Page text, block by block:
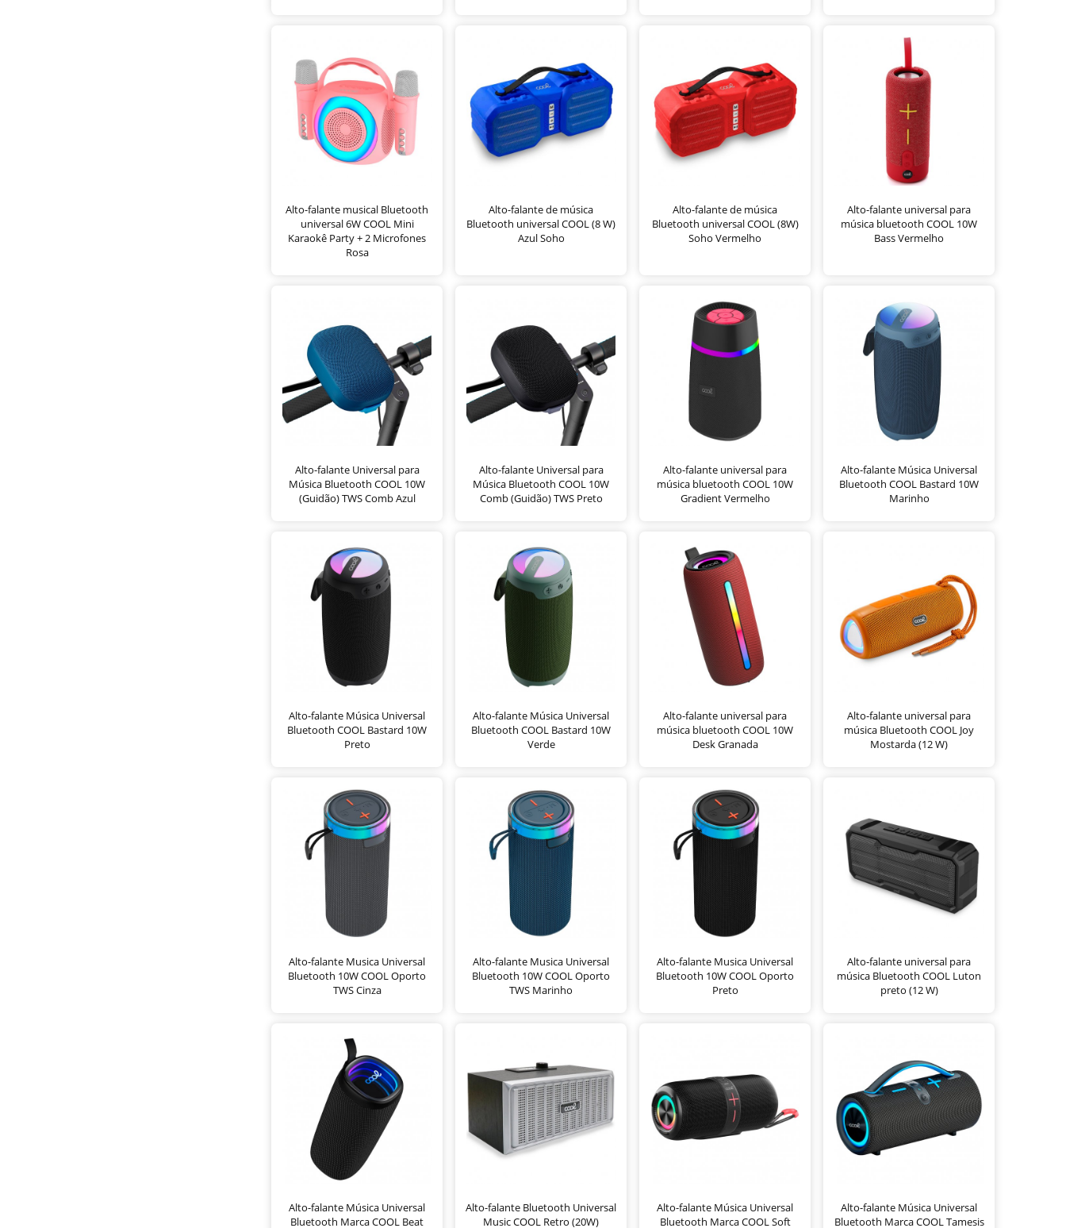
Alto-falante musical Bluetooth
universal 6W COOL Mini
Karaokê Party + 2 Microfones
Rosa
Alto-falante de música
Bluetooth universal COOL (8 W)
Azul Soho
Alto-falante de música
Bluetooth universal COOL (8W)
Soho Vermelho
Alto-falante universal para
música bluetooth COOL 10W
Bass Vermelho
Alto-falante Universal para
Música Bluetooth COOL 10W
(Guidão) TWS Comb Azul
Alto-falante Universal para
Música Bluetooth COOL 10W
Comb (Guidão) TWS Preto
Alto-falante universal para
música bluetooth COOL 10W
Gradient Vermelho
Alto-falante Música Universal
Bluetooth COOL Bastard 10W
Marinho
Alto-falante Música Universal
Bluetooth COOL Bastard 10W
Preto
Alto-falante Música Universal
Bluetooth COOL Bastard 10W
Verde
Alto-falante universal para
música bluetooth COOL 10W
Desk Granada
Alto-falante universal para
música Bluetooth COOL Joy
Mostarda (12 W)
Alto-falante Musica Universal
Bluetooth 10W COOL Oporto
TWS Cinza
Alto-falante Musica Universal
Bluetooth 10W COOL Oporto
TWS Marinho
Alto-falante Musica Universal
Bluetooth 10W COOL Oporto
Preto
Alto-falante universal para
música Bluetooth COOL Luton
preto (12 W)
Alto-falante Música Universal
Bluetooth Marca COOL Beat
Alto-falante Bluetooth Universal
Music COOL Retro (20W)
Alto-falante Música Universal
Bluetooth Marca COOL Soft
Alto-falante Música Universal
Bluetooth Marca COOL Tamesis